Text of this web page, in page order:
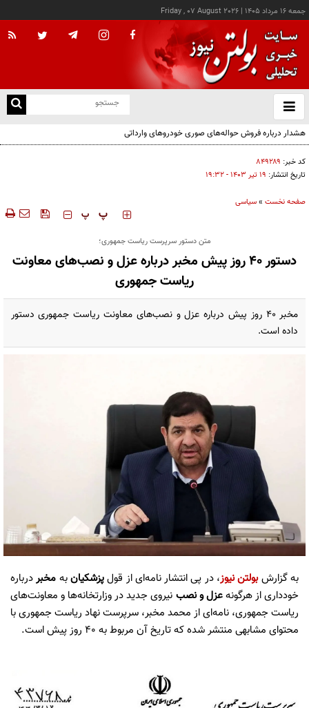
جمعه ۱۶ مرداد ۱۴۰۵ |
Friday , 07 August 2026
باز
و
کد خبر: ۸۴۹۲۸۹
تاریخ انتشار: ۱۹ تير ۱۴۰۳ - ۱۹:۳۲
صفحه نخست »سیاسی
‍‍‍ پ پ
متن دستور سرپرست ریاست جمهوری؛
دستور ۴۰ روز پیش مخبر درباره عزل و نصب‌های معاونت
ریاست جمهوری
مخبر ۴۰ روز پیش درباره عزل و نصب‌های معاونت ریاست جمهوری دستور
داده است.
به گزارشبولتن نیوز، در پی انتشار نامه‌ای از قولپزشکیانبه مخبردرباره
خودداری از هرگونهعزل و نصب نیروی جدید در وزارتخانه‌ها و معاونت‌های
ریاست جمهوری، نامه‌ای از محمد مخبر، سرپرست نهاد ریاست جمهوری با
محتوای مشابهی منتشر شده که تاریخ آن مربوط به ۴۰ روز پیش است.